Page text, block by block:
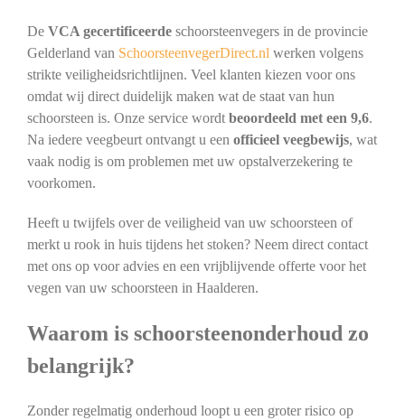
De VCA gecertificeerdeschoorsteenvegers in de provincie
Gelderland van SchoorsteenvegerDirect.nl werken volgens
strikte veiligheidsrichtlijnen. Veel klanten kiezen voor ons
omdat wij direct duidelijk maken wat de staat van hun
schoorsteen is. Onze service wordt beoordeeld met een 9,6.
Na iedere veegbeurt ontvangt u een officieel veegbewijs, wat
vaak nodig is om problemen met uw opstalverzekering te
voorkomen.
Heeft u twijfels over de veiligheid van uw schoorsteen of
merkt u rook in huis tijdens het stoken? Neem direct contact
met ons op voor advies en een vrijblijvende offerte voor het
vegen van uw schoorsteen in Haalderen.
Waarom is schoorsteenonderhoud zo
belangrijk?
Zonder regelmatig onderhoud loopt u een groter risico op